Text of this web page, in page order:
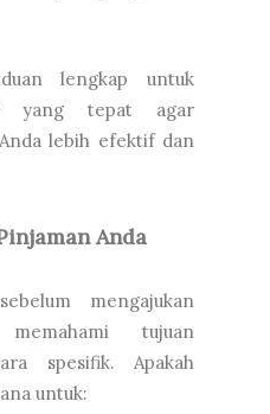
lengkap untuk
yang tepat agar
lebih efektif dan
Anda
mengajukan
tujuan
spesifik. Apakah
untuk: